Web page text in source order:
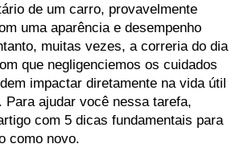
de um carro, provavelmente
uma aparência e desempenho
muitas vezes, a correria do dia
que negligenciemos os cuidados
impactar diretamente na vida útil
ajudar você nessa tarefa,
com 5 dicas fundamentais para
como novo.